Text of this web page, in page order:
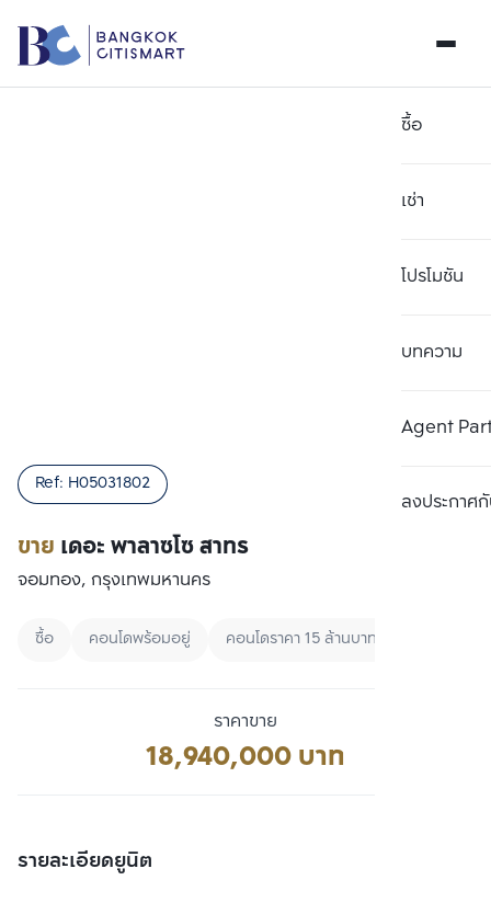
ซื้อ
เช่า
โปรโมชัน
บทความ
Agent
ลงประกาศกั
ขาย เดอะ พาลาซโซ สาทร
Ref: H05031802
จอมทอง, กรุงเทพมหานคร
ซื้อ คอนโดพร้อมอยู่ คอนโดราคา 15 ล้านบาท - 30 ล้านบาท
ราคาขาย
18,940,000 บาท
รายละเอียดยูนิต
เปรียบเทียบ